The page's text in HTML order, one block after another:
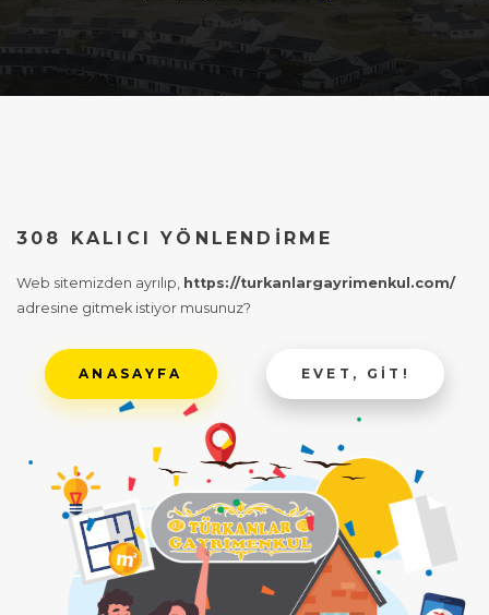
308 KALICI YÖNLENDIRME
Web sitemizden ayrılıp, https://turkanlargayrimenkul.com/
adresine gitmek istiyor musunuz?
ANASAYFA EVET, GIT!